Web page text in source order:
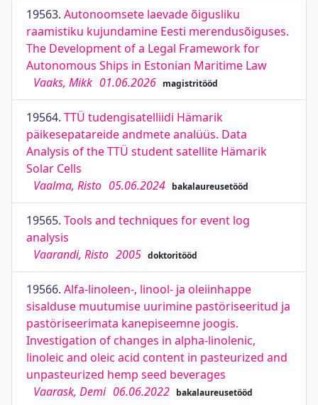
19563. Autonoomsete laevade õigusliku
raamistiku kujundamine Eesti merendusõiguses.
The Development of a Legal Framework for
Autonomous Ships in Estonian Maritime Law
Vaaks, Mikk 01.06.2026 magistritööd
19564. TTÜ tudengisatelliidi Hämarik
päikesepatareide andmete analüüs. Data
Analysis of the TTÜ student satellite Hämarik
Solar Cells
Vaalma, Risto 05.06.2024 bakalaureusetööd
19565. Tools and techniques for event log
analysis
Vaarandi, Risto 2005 doktoritööd
19566. Alfa-linoleen-, linool- ja oleiinhappe
sisalduse muutumise uurimine pastöriseeritud ja
pastöriseerimata kanepiseemne joogis.
Investigation of changes in alpha-linolenic,
linoleic and oleic acid content in pasteurized and
unpasteurized hemp seed beverages
Vaarask, Demi 06.06.2022 bakalaureusetööd